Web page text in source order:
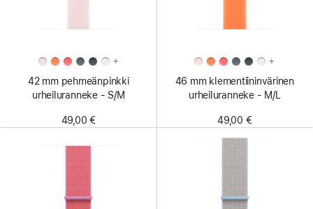
+
42 mm pehmeän­pinkki
urheiluranneke - S/M
49,00 €
+
46 mm klementiinin­värinen
urheiluranneke - M/L
49,00 €